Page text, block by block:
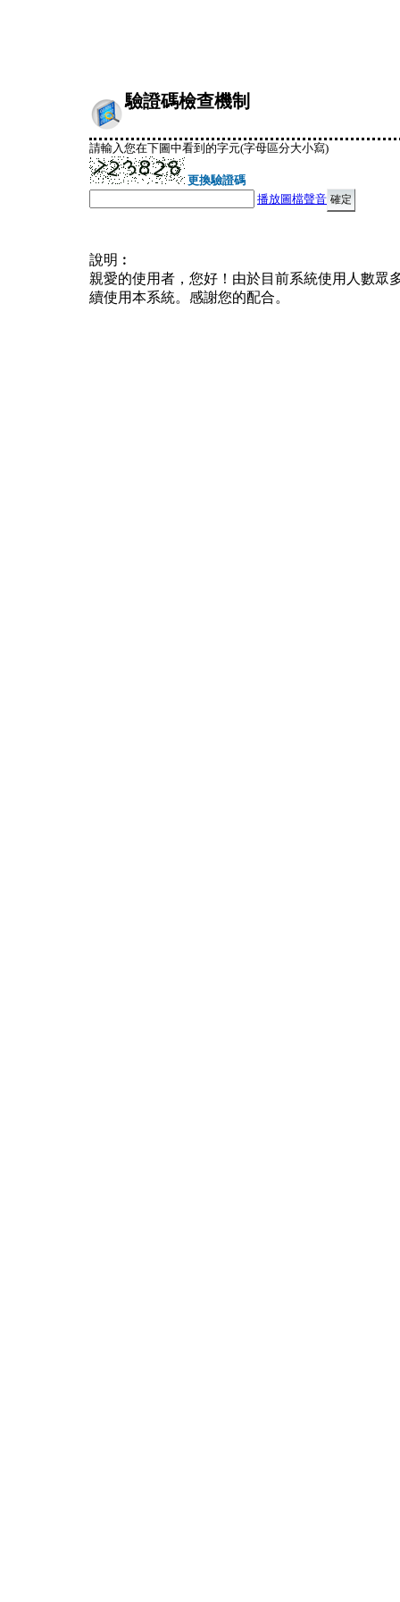
驗證碼檢查機制
請輸入您在下圖中看到的字元(字母區分大小寫)
更換驗證碼
播放圖檔聲音
說明︰
親愛的使用者，您好！由於目前系統使用人數眾
續使用本系統。感謝您的配合。